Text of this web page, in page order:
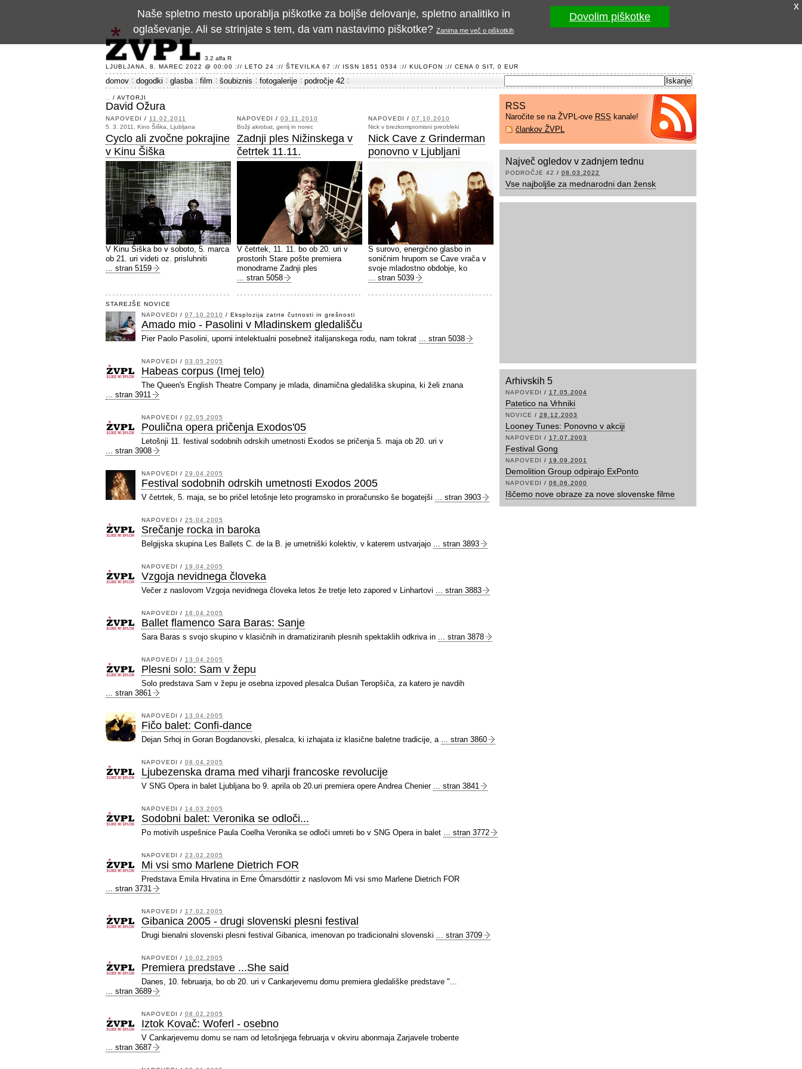
3.2 alfa R
LJUBLJANA, 8. MAREC 2022 @ 00:00 :// LETO 24 :// ŠTEVILKA 67 :// ISSN 1851 0534 :// KULOFON :// CENA 0 SIT, 0 EUR
domov dogodki glasba film šoubiznis fotogalerije področje 42
/ AVTORJI
David Ožura
NAPOVEDI / 11.02.2011
5. 3. 2011, Kino Šiška, Ljubljana
Cyclo ali zvočne pokrajine
v Kinu Šiška
V Kinu Šiška bo v soboto, 5. marca
ob 21. uri videti oz. prisluhniti
... stran 5159
NAPOVEDI / 03.11.2010
Božji akrobat, genij in norec
Zadnji ples Nižinskega v
četrtek 11.11.
V četrtek, 11. 11. bo ob 20. uri v
prostorih Stare pošte premiera
monodrame Zadnji ples
... stran 5058
NAPOVEDI / 07.10.2010
Nick v brezkompromisni preobleki
Nick Cave z Grinderman
ponovno v Ljubljani
S surovo, energično glasbo in
soničnim hrupom se Cave vrača v
svoje mladostno obdobje, ko
... stran 5039
STAREJŠE NOVICE
NAPOVEDI / 07.10.2010 / Eksplozija zatrte čutnosti in grešnosti
Amado mio - Pasolini v Mladinskem gledališču
Pier Paolo Pasolini, uporni intelektualni posebnež italijanskega rodu, nam tokrat ... stran 5038
NAPOVEDI / 03.05.2005
Habeas corpus (Imej telo)
The Queen's English Theatre Company je mlada, dinamična gledališka skupina, ki želi znana
... stran 3911
NAPOVEDI / 02.05.2005
Poulična opera pričenja Exodos'05
Letošnji 11. festival sodobnih odrskih umetnosti Exodos se pričenja 5. maja ob 20. uri v
... stran 3908
NAPOVEDI / 29.04.2005
Festival sodobnih odrskih umetnosti Exodos 2005
V četrtek, 5. maja, se bo pričel letošnje leto programsko in proračunsko še bogatejši ... stran 3903
NAPOVEDI / 25.04.2005
Srečanje rocka in baroka
Belgijska skupina Les Ballets C. de la B. je umetniški kolektiv, v katerem ustvarjajo ... stran 3893
NAPOVEDI / 19.04.2005
Vzgoja nevidnega človeka
Večer z naslovom Vzgoja nevidnega človeka letos že tretje leto zapored v Linhartovi ... stran 3883
NAPOVEDI / 18.04.2005
Ballet flamenco Sara Baras: Sanje
Sara Baras s svojo skupino v klasičnih in dramatiziranih plesnih spektaklih odkriva in ... stran 3878
NAPOVEDI / 13.04.2005
Plesni solo: Sam v žepu
Solo predstava Sam v žepu je osebna izpoved plesalca Dušan Teropšiča, za katero je navdih
... stran 3861
NAPOVEDI / 13.04.2005
Fičo balet: Confi-dance
Dejan Srhoj in Goran Bogdanovski, plesalca, ki izhajata iz klasične baletne tradicije, a ... stran 3860
NAPOVEDI / 08.04.2005
Ljubezenska drama med viharji francoske revolucije
V SNG Opera in balet Ljubljana bo 9. aprila ob 20.uri premiera opere Andrea Chenier ... stran 3841
NAPOVEDI / 14.03.2005
Sodobni balet: Veronika se odloči...
Po motivih uspešnice Paula Coelha Veronika se odloči umreti bo v SNG Opera in balet ... stran 3772
NAPOVEDI / 23.02.2005
Mi vsi smo Marlene Dietrich FOR
Predstava Emila Hrvatina in Erne Ómarsdóttir z naslovom Mi vsi smo Marlene Dietrich FOR
... stran 3731
NAPOVEDI / 17.02.2005
Gibanica 2005 - drugi slovenski plesni festival
Drugi bienalni slovenski plesni festival Gibanica, imenovan po tradicionalni slovenski ... stran 3709
NAPOVEDI / 10.02.2005
Premiera predstave ...She said
Danes, 10. februarja, bo ob 20. uri v Cankarjevemu domu premiera gledališke predstave "...
... stran 3689
NAPOVEDI / 08.02.2005
Iztok Kovač: Woferl - osebno
V Cankarjevemu domu se nam od letošnjega februarja v okviru abonmaja Zarjavele trobente
... stran 3687
RSS
Naročite se na ŽVPL-ove RSS kanale!
člankov ŽVPL
Največ ogledov v zadnjem tednu
PODROČJE 42 / 08.03.2022
Vse najboljše za mednarodni dan žensk
Arhivskih 5
NAPOVEDI / 17.05.2004
Patetico na Vrhniki
NOVICE / 28.12.2003
Looney Tunes: Ponovno v akciji
NAPOVEDI / 17.07.2003
Festival Gong
NAPOVEDI / 19.09.2001
Demolition Group odpirajo ExPonto
NAPOVEDI / 06.06.2000
Iščemo nove obraze za nove slovenske filme
x
Naše spletno mesto uporablja piškotke za boljše delovanje, spletno analitiko in
oglaševanje. Ali se strinjate s tem, da vam nastavimo piškotke? Zanima me več o piškotkih
Dovolim piškotke